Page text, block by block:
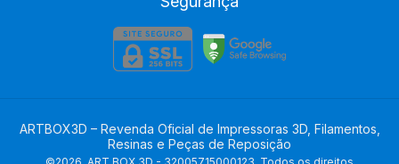
ARTBOX3D – Revenda Oficial de Impressoras 3D, Filamentos,
Resinas e Peças de Reposição